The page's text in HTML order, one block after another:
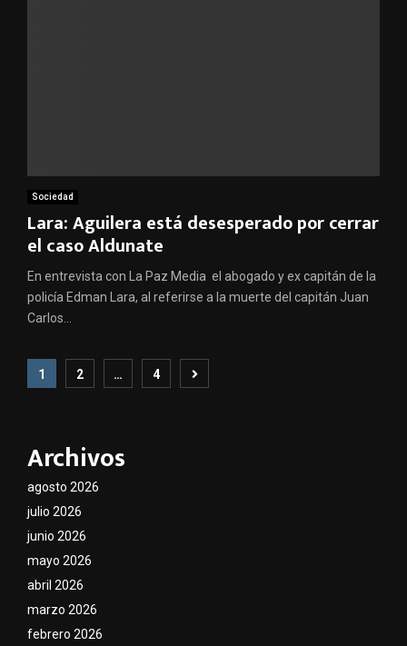
Sociedad
Lara: Aguilera está desesperado por cerrar
el caso Aldunate
En entrevista con La Paz Media el abogado y ex capitán de la
policía Edman Lara, al referirse a la muerte del capitán Juan
Carlos...
Paginación
entradas
1 2 … 4
Archivos
agosto 2026
julio 2026
junio 2026
mayo 2026
abril 2026
marzo 2026
febrero 2026